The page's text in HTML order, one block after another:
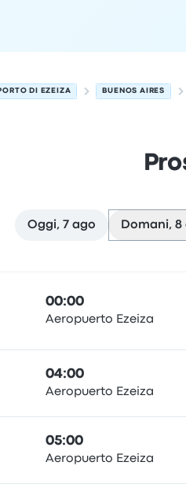
DI EZEIZA BUENOS AIRES
Oggi, 7 ago Domani, 8
00:00
Aeropuerto Ezeiza
04:00
Aeropuerto Ezeiza
05:00
Aeropuerto Ezeiza